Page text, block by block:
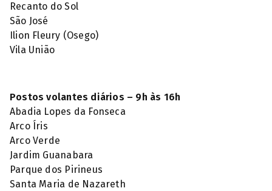
Recanto do Sol
São José
Ilion Fleury (Osego)
Vila União
Postos volantes diários – 9h às 16h
Abadia Lopes da Fonseca
Arco Íris
Arco Verde
Jardim Guanabara
Parque dos Pirineus
Santa Maria de Nazareth